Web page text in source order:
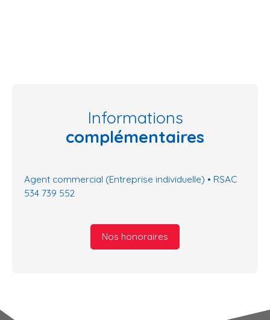
Informations
complémentaires
Agent commercial (Entreprise individuelle) • RSAC
534 739 552
Nos honoraires